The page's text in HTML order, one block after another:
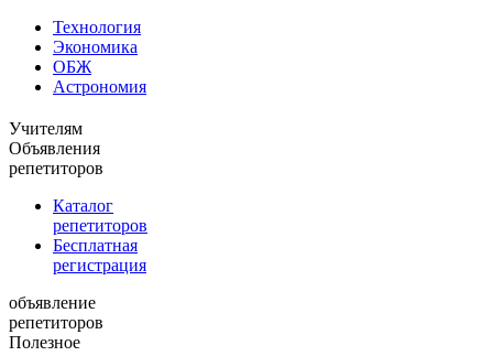
Технология
Экономика
ОБЖ
Астрономия
Учителям
Объявления
репетиторов
Каталог
репетиторов
Бесплатная
регистрация
объявление
репетиторов
Полезное